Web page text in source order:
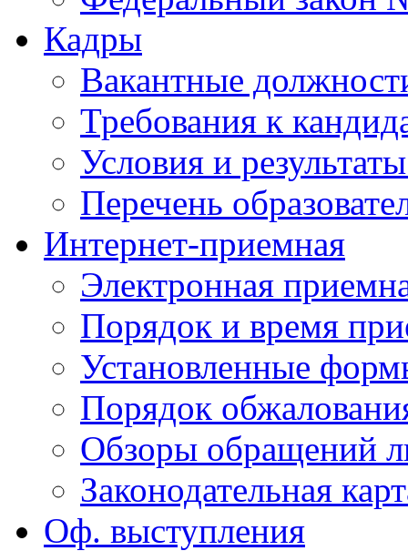
Кадры
Вакантные
Требования к
Условия и
Перечень
Интернет-приемная
Электронная
Порядок и время
Установленные
Порядок
Обзоры обращений
Законодательная
Оф. выступления